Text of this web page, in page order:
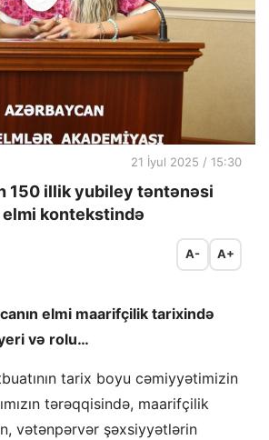
21 İyul 2025 / 15:30
150 illik yubiley təntənəsi
elmi kontekstində
A- A+
elmi maarifçilik tarixində
və rolu…
tarix boyu cəmiyyətimizin
tərəqqisində, maarifçilik
vətənpərvər şəxsiyyətlərin